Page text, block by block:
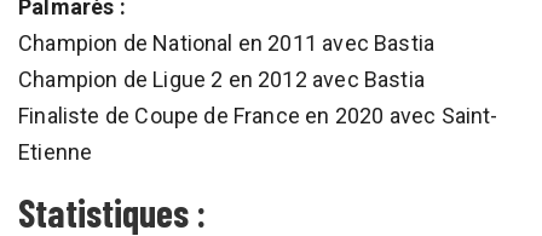
Palmarès :
Champion de National en 2011 avec Bastia
Champion de Ligue 2 en 2012 avec Bastia
Finaliste de Coupe de France en 2020 avec Saint-
Etienne
Statistiques :